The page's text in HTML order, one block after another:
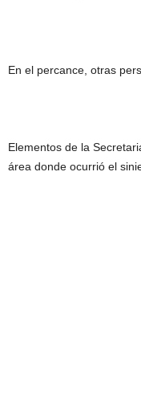
En el percance, otras
Elementos de la
área donde ocurrió el